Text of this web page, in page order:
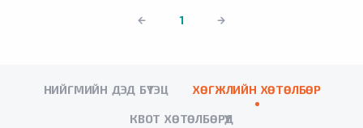
1
НИЙГМИЙН ДЭД БҮТЭЦ ХӨГЖЛИЙН ХӨТӨЛБӨР
КВОТ ХӨТӨЛБӨРҮҮД